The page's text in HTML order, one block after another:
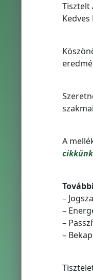
Tisztelt
Kedves
A
–
–
–
–